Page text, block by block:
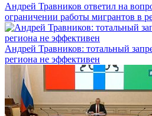
Андрей Травников ответил на
ограничении работы мигрантов в
Андрей Травников: тотальный
региона не эффективен